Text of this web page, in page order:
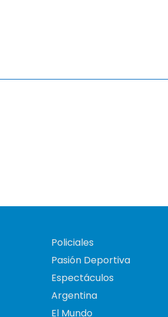
Policiales
Pasión Deportiva
Espectáculos
Argentina
El Mundo